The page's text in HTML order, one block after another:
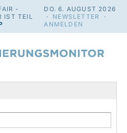
-
IST TEIL
DO. 6. AUGUST 2026
· NEWSLETTER
·
ANMELDEN